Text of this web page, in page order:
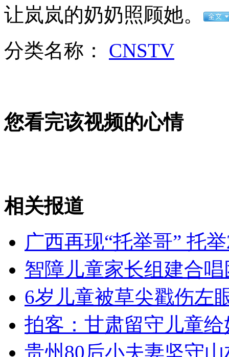
外交部：有关国家言论片面不公正
走！跟着总书记去植树
司机酒驾遇交警 急速倒车逃窜
让岚岚的奶奶照顾她。
分类名称： CNSTV
您看完该视频的心情
相关报道
广西再现“托举哥” 托
智障儿童家长组建合
6岁儿童被草尖戳伤左
拍客：甘肃留守儿童
贵州80后小夫妻坚守